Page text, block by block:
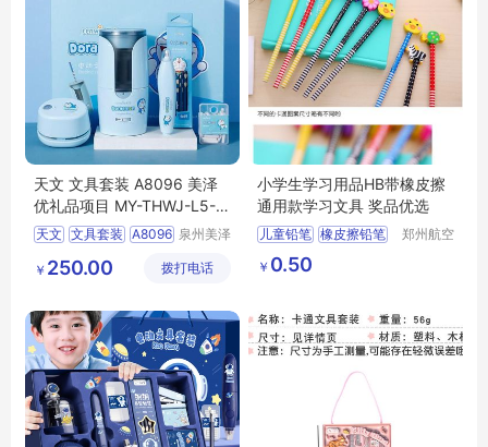
天文 文具套装 A8096 美泽
优礼品项目 MY-THWJ-L5-1
1天文 文具套装 A8096
11
泉州美泽
公司
￥ 250.00 拨打电话
小学生学习用品HB带橡皮擦
通用款学习文具 奖品优选
儿童铅笔 橡皮擦铅笔
郑州航空
￥ 0.50